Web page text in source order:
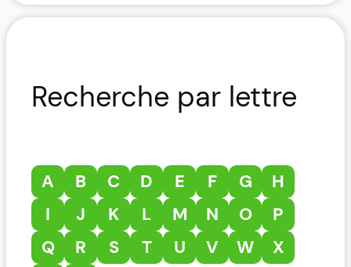
Recherche par lettre
A B C D E F G
H
I
J K L M N O
P
Q
R S T U V W
X